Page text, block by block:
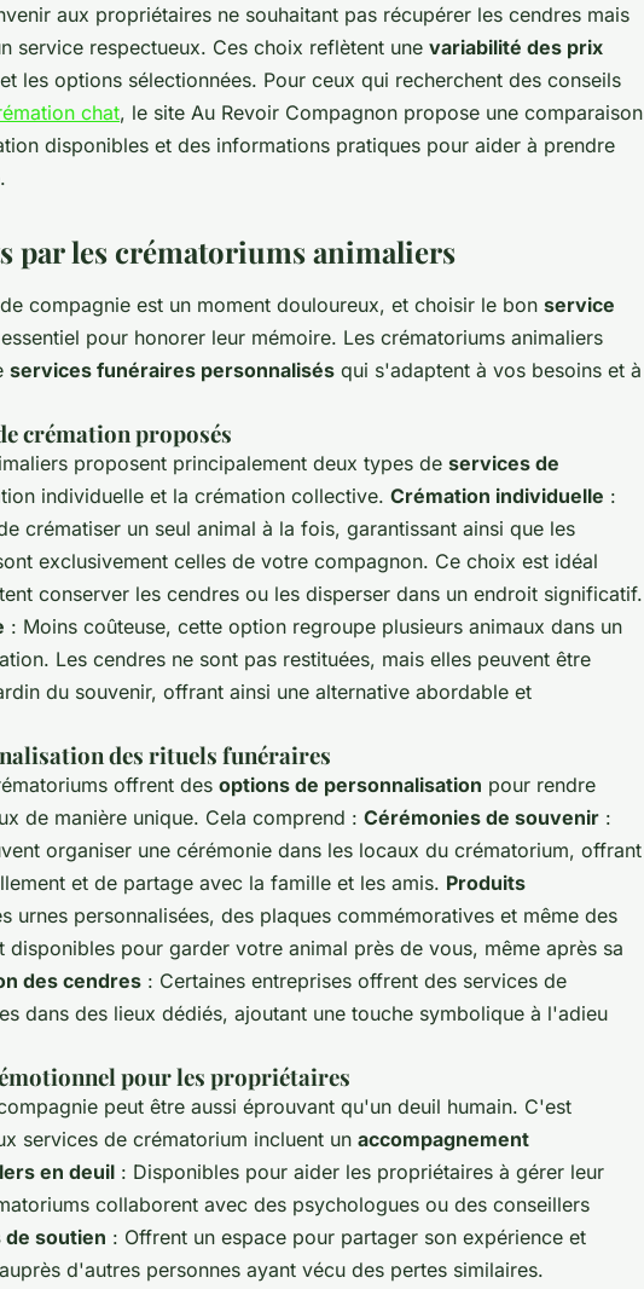
aux propriétaires ne souhaitant pas récupérer les cendres mais
service respectueux. Ces choix reflètent une variabilité des prix
les options sélectionnées. Pour ceux qui recherchent des conseils
chat, le site Au Revoir Compagnon propose une comparaison
disponibles et des informations pratiques pour aider à prendre
par les crématoriums animaliers
compagnie est un moment douloureux, et choisir le bon service
pour honorer leur mémoire. Les crématoriums animaliers
services funéraires personnalisés qui s'adaptent à vos besoins et à
crémation proposés
proposent principalement deux types de services de
individuelle et la crémation collective. Crémation individuelle :
crématiser un seul animal à la fois, garantissant ainsi que les
exclusivement celles de votre compagnon. Ce choix est idéal
conserver les cendres ou les disperser dans un endroit significatif.
: Moins coûteuse, cette option regroupe plusieurs animaux dans un
Les cendres ne sont pas restituées, mais elles peuvent être
du souvenir, offrant ainsi une alternative abordable et
des rituels funéraires
offrent des options de personnalisation pour rendre
de manière unique. Cela comprend : Cérémonies de souvenir :
organiser une cérémonie dans les locaux du crématorium, offrant
et de partage avec la famille et les amis. Produits
urnes personnalisées, des plaques commémoratives et même des
disponibles pour garder votre animal près de vous, même après sa
des cendres : Certaines entreprises offrent des services de
dans des lieux dédiés, ajoutant une touche symbolique à l'adieu
pour les propriétaires
peut être aussi éprouvant qu'un deuil humain. C'est
services de crématorium incluent un accompagnement
en deuil : Disponibles pour aider les propriétaires à gérer leur
collaborent avec des psychologues ou des conseillers
de soutien : Offrent un espace pour partager son expérience et
d'autres personnes ayant vécu des pertes similaires.